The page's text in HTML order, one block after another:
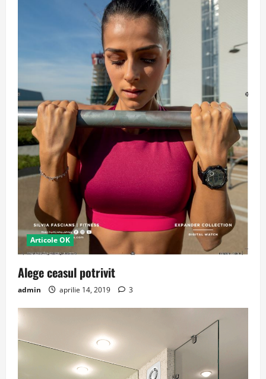
Articole OK
Alege ceasul potrivit
admin aprilie 14, 2019 3